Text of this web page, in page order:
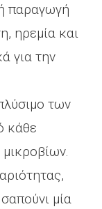
παραγωγή
ηρεμία και
για την
των
κάθε
μία